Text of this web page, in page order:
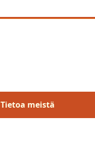
Tietoa meistä